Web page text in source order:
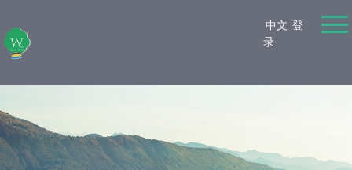
中文 登
录